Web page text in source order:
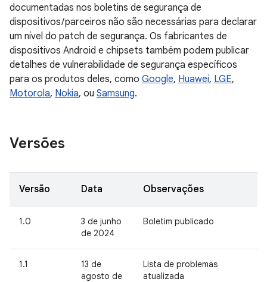
documentadas nos boletins de segurança de
dispositivos / parceiros não são necessárias para declarar
um nível do patch de segurança. Os fabricantes de
dispositivos Android e chipsets também podem publicar
detalhes de vulnerabilidade de segurança específicos
para os produtos deles, como Google, Huawei, LGE,
Motorola, Nokia, ou Samsung.
Versões
Versão Data Observações
1.0
3 de junho
de 2024
Boletim publicado
1.1
13 de
agosto de
Lista de problemas
atualizada